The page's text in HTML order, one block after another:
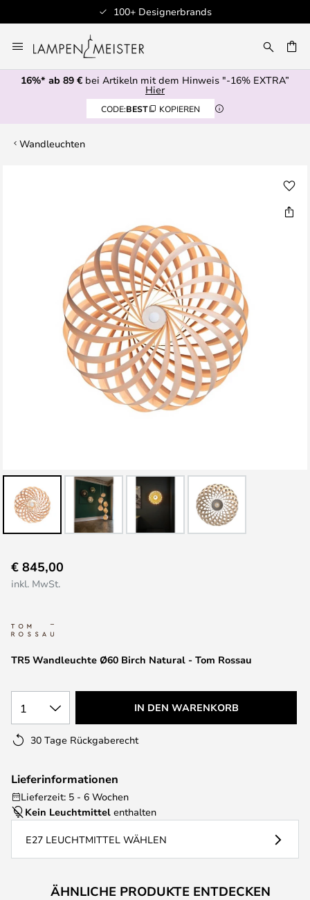
100+ Designerbrands
Inhalt
springen
16%* ab 89 € bei Artikeln mit dem Hinweis "-16% EXTRA”
Hier
CODE:BEST KOPIEREN
Wandleuchten
Anfang
der
springen
TR5 Wandleuchte Ø60 Birch Natural - Tom Rossau
€ 845,00
inkl. MwSt.
1 IN DEN WARENKORB
30 Tage Rückgaberecht
Lieferinformationen
Lieferzeit: 5 - 6 Wochen
Kein Leuchtmittel enthalten
E27 LEUCHTMITTEL WÄHLEN
ÄHNLICHE PRODUKTE ENTDECKEN